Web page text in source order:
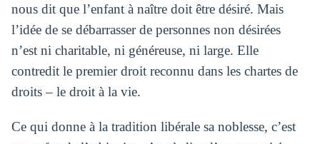
nous dit que l’enfant à naître doit être désiré. Mais
l’idée de se débarrasser de personnes non désirées
n’est ni charitable, ni généreuse, ni large. Elle
contredit le premier droit reconnu dans les chartes de
droits – le droit à la vie.
Ce qui donne à la tradition libérale sa noblesse, c’est